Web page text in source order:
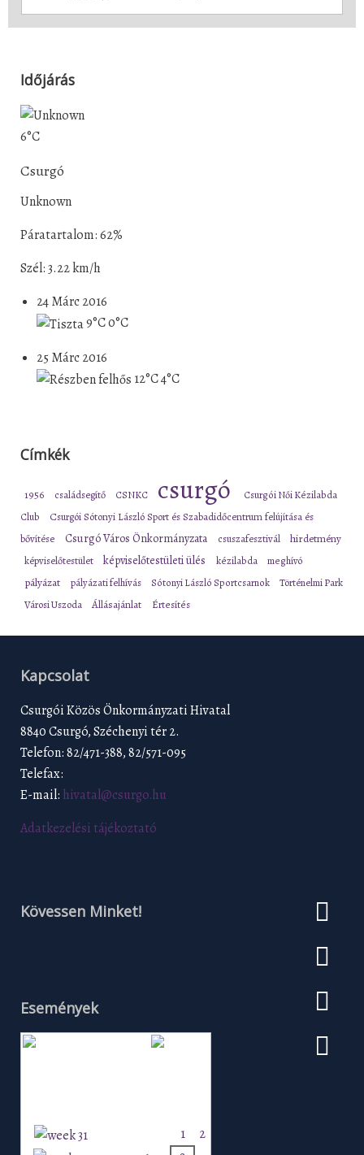
Időjárás
6°C
Csurgó
Unknown
Páratartalom: 62%
Szél: 3.22 km/h
24 Márc 2016
9°C0°C
25 Márc 2016
12°C4°C
Címkék
1956 családsegítő CSNKC csurgó
Csurgói Női Kézilabda
Club
Csurgói Sótonyi László Sport és Szabadidőcentrum felújítása és
bővítése
Csurgó Város Önkormányzata csuszafesztivál hirdetmény
képviselőtestület képviselőtestületi ülés kézilabda meghívó
pályázat pályázati felhívás Sótonyi László Sportcsarnok
Történelmi Park
Városi Uszoda
Állásajánlat Értesítés
Kapcsolat
Csurgói Közös Önkormányzati Hivatal
8840 Csurgó, Széchenyi tér 2.
Telefon: 82/471-388, 82/571-095
Telefax:
E-mail: hivatal@csurgo.hu
Adatkezelési tájékoztató
Kövessen Minket!
Események
1
2